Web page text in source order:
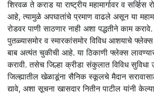
शिरवळ ते कराड या राष्ट्रीय महामार्गावर व सर्व्हिस
आहे, त्यामुळे अपघातांचे प्रमाण वाढले असून या
रोडवर पाणी साठणार नाही अशा पद्धतीने काम
पुतळ्यासमोर व स्मारकांसमोर विविध आशयाचे
बाब अत्यंत चुकीची आहे. या ठिकाणी फ्लेक्स
करावी. तसेच जिल्हा क्रीडा संकुलात विविध सुविधा
जिल्ह्यातील खेळाडूंना सैनिक स्कूलचे मैदान
द्यावे, अशा सूचना खासदार नितीन पाटील यांनी